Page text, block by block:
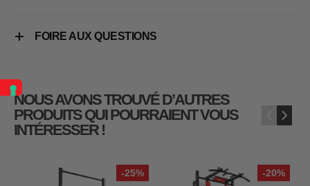
FOIRE AUX QUESTIONS
NOUS AVONS TROUVÉ D’AUTRES
PRODUITS QUI POURRAIENT VOUS
INTÉRESSER !
›
-25% -20%